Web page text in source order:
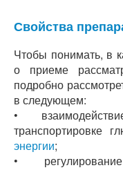
Свойства
Чтобы понимать, в
о приеме
подробно
в следующем:
•
транспортировке
энергии;
• регулирование